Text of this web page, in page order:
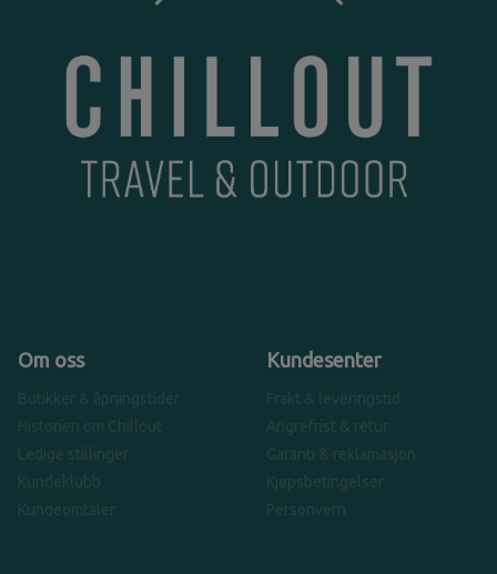
Om oss
Butikker & åpningstider
Historien om Chillout
Ledige stillinger
Kundeklubb
Kundeomtaler
Kundesenter
Frakt & leveringstid
Angrefrist & retur
Garanti & reklamasjon
Kjøpsbetingelser
Personvern